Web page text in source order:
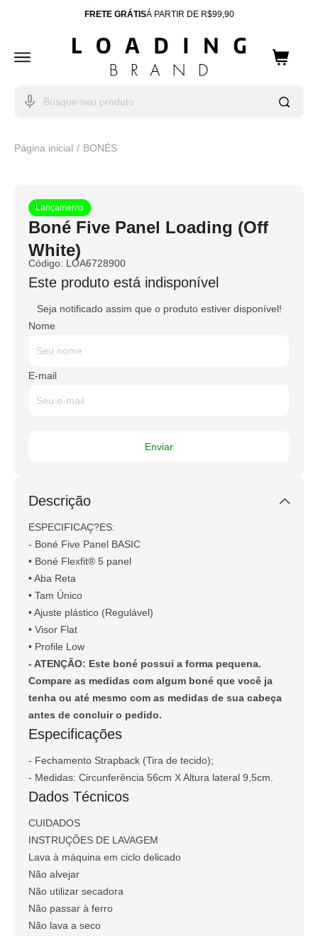
FRETE GRÁTISÁ PARTIR DE R$99,90
ENTREGA PARA TODO BRASIL
10% OFFCUPOM: WELCOME
Página inicial BONÉS
Lançamento
Boné Five Panel Loading (Off
White)
Código: LOA6728900
Este produto está indisponível
Seja notificado assim que o produto estiver disponível!
Nome
E-mail
Descrição
ESPECIFICAÇ?ES:
- Boné Five Panel BASIC
• Boné Flexfit® 5 panel
• Aba Reta
• Tam Único
• Ajuste plástico (Regulável)
• Visor Flat
• Profile Low
- ATENÇÃO: Este boné possui a forma pequena.
Compare as medidas com algum boné que você ja
tenha ou até mesmo com as medidas de sua cabeça
antes de concluir o pedido.
Especificações
- Fechamento Strapback (Tira de tecido);
- Medidas: Circunferência 56cm X Altura lateral 9,5cm.
Dados Técnicos
CUIDADOS
INSTRUÇÕES DE LAVAGEM
Lava à máquina em ciclo delicado
Não alvejar
Não utilizar secadora
Não passar à ferro
Não lava a seco